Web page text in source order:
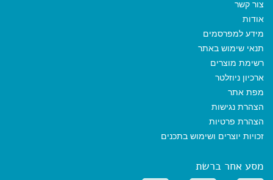
צור קשר
אודות
מידע למפרסמים
תנאי שימוש באתר
רשימת מוצרים
ארכיון ניוזלטר
מפת אתר
הצהרת נגישות
הצהרת פרטיות
זכויות יוצרים ושימוש בתכנים
מסע אחר ברשת